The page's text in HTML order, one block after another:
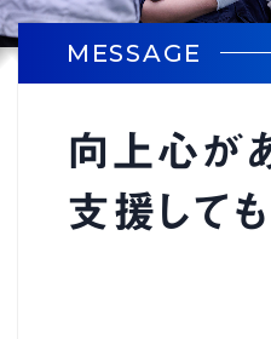
株式会社オガミ
フィリピンオガミコーポ
MESSAGE
向上心が
支援しても